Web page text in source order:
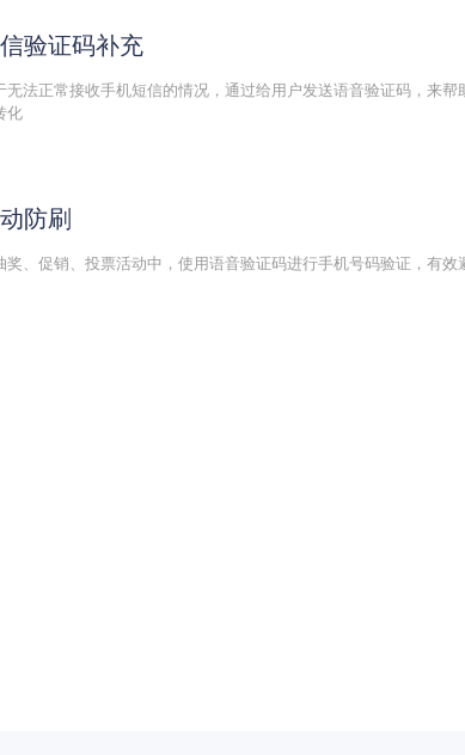
验证码补充
无法正常接收手机短信的情况，通过给用户发送语音验证码，来
化
防刷
奖、促销、投票活动中，使用语音验证码进行手机号码验证，有效